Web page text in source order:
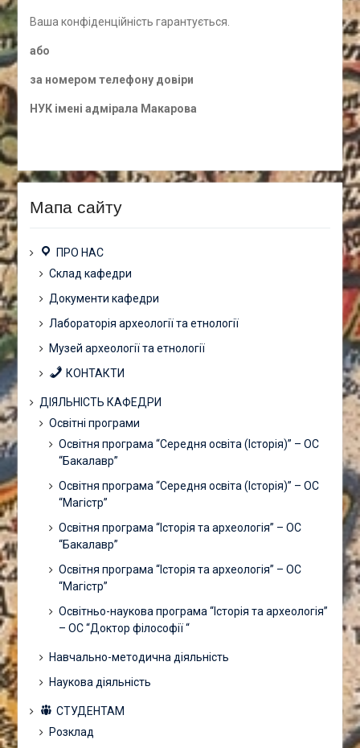
Ваша конфіденційність гарантується.
або
за номером телефону довіри
НУК імені адмірала Макарова
Мапа сайту
ПРО НАС
Склад кафедри
Документи кафедри
Лабораторія археології та етнології
Музей археології та етнології
КОНТАКТИ
ДІЯЛЬНІСТЬ КАФЕДРИ
Освітні програми
Освітня програма “Середня освіта (Історія)” – ОС
“Бакалавр”
Освітня програма “Середня освіта (Історія)” – ОС
“Магістр”
Освітня програма “Історія та археологія” – ОС
“Бакалавр”
Освітня програма “Історія та археологія” – ОС
“Магістр”
Освітньо-наукова програма “Історія та археологія”
– ОС “Доктор філософії “
Навчально-методична діяльність
Наукова діяльність
СТУДЕНТАМ
Розклад